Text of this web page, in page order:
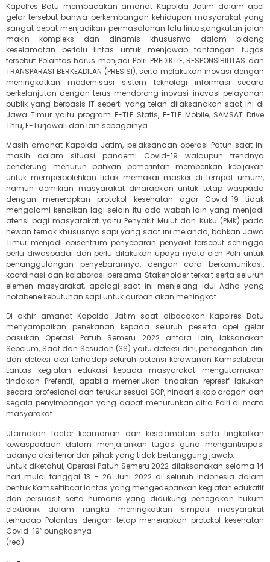
Kapolres Batu membacakan amanat Kapolda Jatim dalam apel
gelar tersebut bahwa perkembangan kehidupan masyarakat yang
sangat cepat menjadikan permasalahan lalu lintas,angkutan jalan
makin kompleks dan dinamis khususnya dalam bidang
keselamatan berlalu lintas untuk menjawab tantangan tugas
tersebut Polantas harus menjadi Polri PREDIKTIF, RESPONSIBILITAS dan
TRANSPARASI BERKEADILAN (PRESISI), serta melakukan inovasi dengan
meningkatkan modernisasi sistem teknologi informasi secara
berkelanjutan dengan terus mendorong inovasi-inovasi pelayanan
publik yang berbasis IT seperti yang telah dilaksanakan saat ini di
Jawa Timur yaitu program E-TLE Statis, E-TLE Mobile, SAMSAT Drive
Thru, E-Turjawali dan lain sebagainya.
Masih amanat Kapolda Jatim, pelaksanaan operasi Patuh saat ini
masih dalam situasi pandemi Covid-19 walaupun trendnya
cenderung menurun bahkan pemerintah memberikan kebijakan
untuk memperbolehkan tidak memakai masker di tempat umum,
namun demikian masyarakat diharapkan untuk tetap waspada
dengan menerapkan protokol kesehatan agar Covid-19 tidak
mengalami kenaikan lagi selain itu ada wabah lain yang menjadi
atensi bagi masyarakat yaitu Penyakit Mulut dan Kuku (PMK) pada
hewan ternak khususnya sapi yang saat ini melanda, bahkan Jawa
Timur menjadi episentrum penyebaran penyakit tersebut sehingga
perlu diwaspadai dan perlu dilakukan upaya nyata oleh Polri untuk
penanggulangan penyebarannya, dengan cara berkomunikasi,
koordinasi dan kolaborasi bersama Stakeholder terkait serta seluruh
elemen masyarakat, apalagi saat ini menjelang Idul Adha yang
notabene kebutuhan sapi untuk qurban akan meningkat.
Di akhir amanat Kapolda Jatim saat dibacakan Kapolres Batu
menyampaikan penekanan kepada seluruh peserta apel gelar
pasukan Operasi Patuh Semeru 2022 antara lain, laksanakan
Sebelum, Saat dan Sesudah (3S) yaitu deteksi dini, pencegahan dini
dan deteksi aksi terhadap seluruh potensi kerawanan Kamseltibcar
Lantas kegiatan edukasi kepada masyarakat mengutamakan
tindakan Prefentif, apabila memerlukan tindakan represif lakukan
secara profesional dan terukur sesuai SOP, hindari sikap arogan dan
segala penyimpangan yang dapat menurunkan citra Polri di mata
masyarakat.
Utamakan factor keamanan dan keselamatan serta tingkatkan
kewaspadaan dalam menjalankan tugas guna mengantisipasi
adanya aksi terror dari pihak yang tidak bertanggung jawab.
Untuk diketahui, Operasi Patuh Semeru 2022 dilaksanakan selama 14
hari mulai tanggal 13 – 26 Juni 2022 di seluruh Indonesia dalam
bentuk Kamseltibcar lantas yang mengedepankan kegiatan edukatif
dan persuasif serta humanis yang didukung penegakan hukum
elektronik dalam rangka meningkatkan simpati masyarakat
terhadap Polantas dengan tetap menerapkan protokol kesehatan
Covid-19″ pungkasnya
(red)